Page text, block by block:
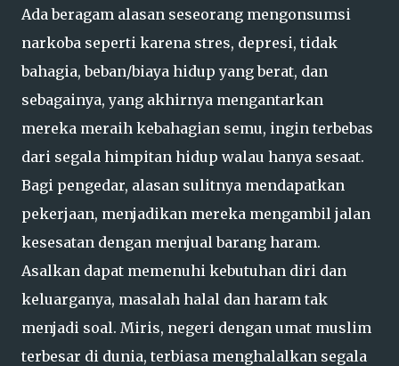
Ada beragam alasan seseorang mengonsumsi
narkoba seperti karena stres, depresi, tidak
bahagia, beban/biaya hidup yang berat, dan
sebagainya, yang akhirnya mengantarkan
mereka meraih kebahagian semu, ingin terbebas
dari segala himpitan hidup walau hanya sesaat.
Bagi pengedar, alasan sulitnya mendapatkan
pekerjaan, menjadikan mereka mengambil jalan
kesesatan dengan menjual barang haram.
Asalkan dapat memenuhi kebutuhan diri dan
keluarganya, masalah halal dan haram tak
menjadi soal. Miris, negeri dengan umat muslim
terbesar di dunia, terbiasa menghalalkan segala